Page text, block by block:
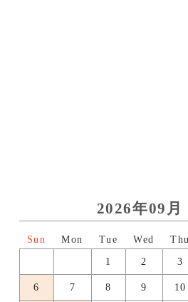
2026年09月
1 2 3
6 7 8 9 10